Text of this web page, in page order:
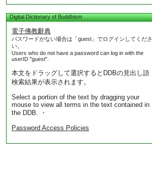
Digital Dictionary of Buddhism
電子佛教辭典
パスワードがない場合は「guest」でログインしてくださ
い。
Users who do not have a password can log in with the
userID "guest".
本文をドラッグして選択するとDDBの見出し語
検索結果が表示されます。
Select a portion of the text by dragging your
mouse to view all terms in the text contained in
the DDB. ・
Password Access Policies